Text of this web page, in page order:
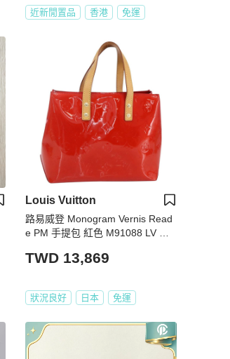
近新閒置品 香港 免運
Louis Vuitton
路易威登 Monogram Vernis Read
e PM 手提包 紅色 M91088 LV 正
TWD 13,869
狀況良好 日本 免運